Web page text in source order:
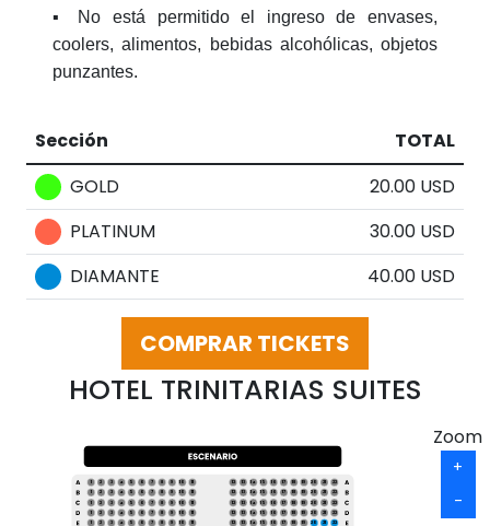
▪️ No está permitido el ingreso de envases,
coolers, alimentos, bebidas alcohólicas, objetos
punzantes.
Sección
TOTAL
GOLD
20.00 USD
PLATINUM
30.00 USD
DIAMANTE
40.00 USD
COMPRAR TICKETS
HOTEL TRINITARIAS SUITES
1 2 3 4 5 6 7 8 9 10 11 12 13 14 15 16 17 18 19 20 21 22
1 2 3 4 5 6 7 8 9 10 11 12 13 14 15 16 17 18 19 20 21 22
1 2 3 4 5 6 7 8 9 10 11 12 13 14 15 16 17 18 19 20 21 22
1 2 3 4 5 6 7 8 9 10 11 12 13 14 15 16 17 18 19 20 21
22
1
2 3 4 5 6 7 8 9 10 11 12 13 14 15 16 17 18 19 20 21 22
Zoom
+
-